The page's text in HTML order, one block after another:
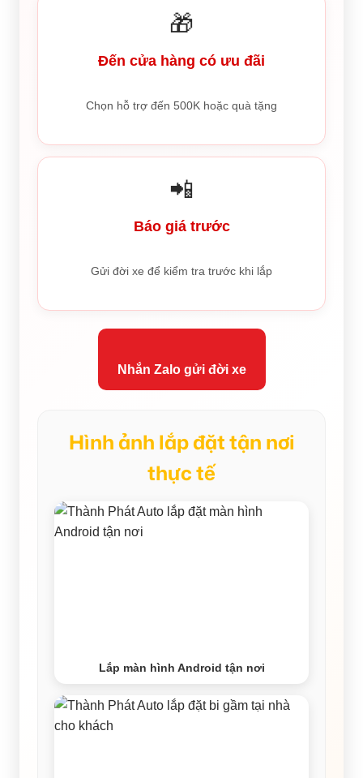
🎁
Đến cửa hàng có ưu đãi
Chọn hỗ trợ đến 500K hoặc quà tặng
📲
Báo giá trước
Gửi đời xe để kiểm tra trước khi lắp
Nhắn Zalo gửi đời xe
Hình ảnh lắp đặt tận nơi
thực tế
Lắp màn hình Android tận nơi